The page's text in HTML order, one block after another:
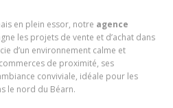
en plein essor, notre agence
les projets de vente et d’achat dans
d’un environnement calme et
de proximité, ses
conviviale, idéale pour les
le nord du Béarn.